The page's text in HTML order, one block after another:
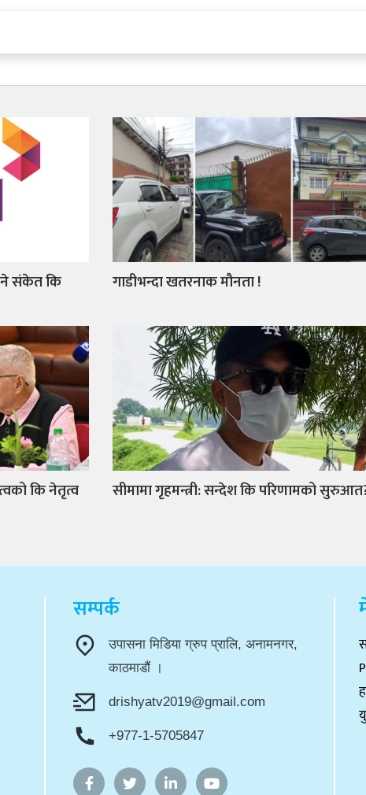
संकेत कि
गाडीभन्दा खतरनाक मौनता !
कि नेतृत्व
सीमामा गृहमन्त्री: सन्देश कि परिणामको
सम्पर्क
उपासना मिडिया ग्रुप प्रालि, अनामनगर,
काठमाडौं ।
drishyatv2019@gmail.com
+977-1-5705847